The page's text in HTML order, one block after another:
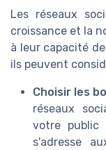
Les réseaux
croissance et la
à leur capacité
ils peuvent
Choisir les
réseaux
votre public
s'adresse